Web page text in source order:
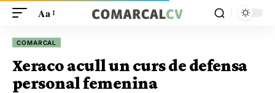
Aa
COMARCAL
Xeraco acull un curs de defensa
personal femenina